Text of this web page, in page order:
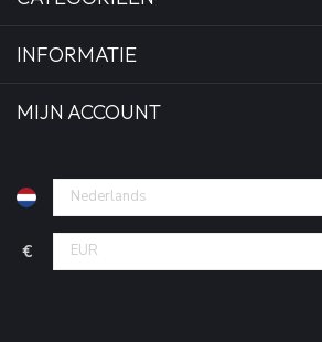
INFORMATIE
MIJN ACCOUNT
€